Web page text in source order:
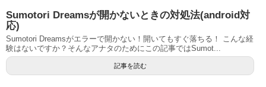
Sumotori Dreamsが開かないときの対処法(android対
応)
Sumotori Dreamsがエラーで開かない！開いてもすぐ落ちる！ こんな経
験はないですか？そんなアナタのためにこの記事ではSumot...
記事を読む